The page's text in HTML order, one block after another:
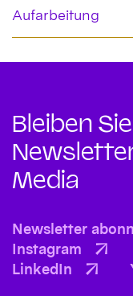
Aufarbeitung
Bleiben
Media
Newsletter
Instagram
LinkedIn